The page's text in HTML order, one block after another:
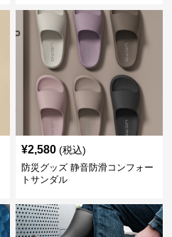
¥2,580 (税込)
防災グッズ 静音防滑コンフォー
トサンダル